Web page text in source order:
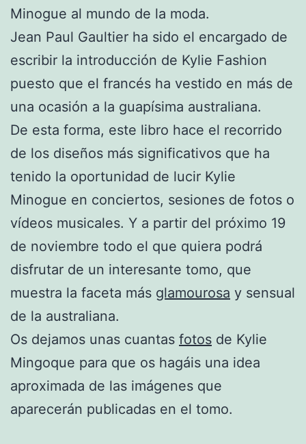
Minogue al mundo de la moda.
Jean Paul Gaultier ha sido el encargado de
escribir la introducción de Kylie Fashion
puesto que el francés ha vestido en más de
una ocasión a la guapísima australiana.
De esta forma, este libro hace el recorrido
de los diseños más significativos que ha
tenido la oportunidad de lucir Kylie
Minogue en conciertos, sesiones de fotos o
vídeos musicales. Y a partir del próximo 19
de noviembre todo el que quiera podrá
disfrutar de un interesante tomo, que
muestra la faceta más glamourosa y sensual
de la australiana.
Os dejamos unas cuantas fotos de Kylie
Mingoque para que os hagáis una idea
aproximada de las imágenes que
aparecerán publicadas en el tomo.